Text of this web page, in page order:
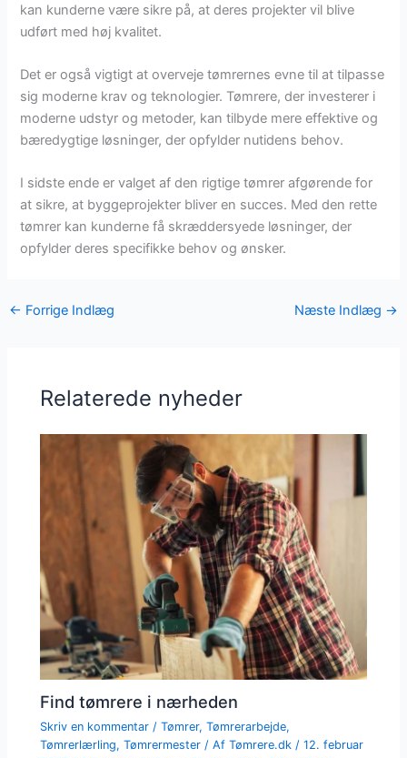
kan kunderne være sikre på, at deres projekter vil blive
udført med høj kvalitet.
Det er også vigtigt at overveje tømrernes evne til at tilpasse
sig moderne krav og teknologier. Tømrere, der investerer i
moderne udstyr og metoder, kan tilbyde mere effektive og
bæredygtige løsninger, der opfylder nutidens behov.
I sidste ende er valget af den rigtige tømrer afgørende for
at sikre, at byggeprojekter bliver en succes. Med den rette
tømrer kan kunderne få skræddersyede løsninger, der
opfylder deres specifikke behov og ønsker.
← Forrige Indlæg Næste Indlæg →
Relaterede nyheder
Find tømrere i nærheden
Skriv en kommentar /Tømrer,Tømrerarbejde,
Tømrerlærling,Tømrermester / AfTømrere.dk /12. februar